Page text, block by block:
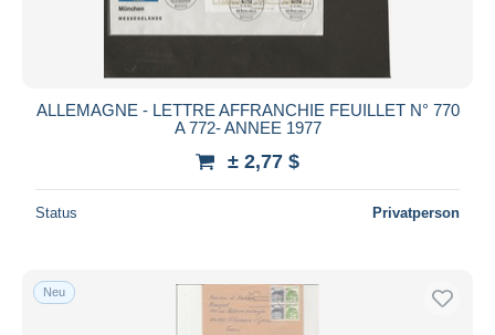
ALLEMAGNE - LETTRE AFFRANCHIE FEUILLET N° 770
A 772- ANNEE 1977
± 2,77 $
Status Privatperson
Neu